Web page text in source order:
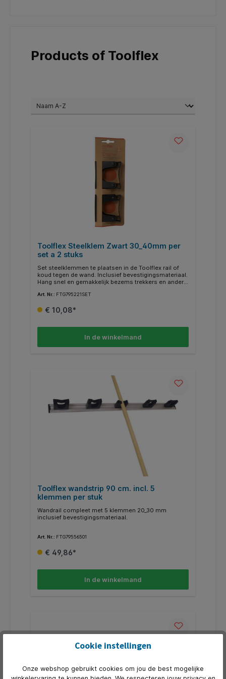
Products of Toolflex
Toolflex Steelklem Zwart 30_40mm per
set a 2 stuks
Set steelklemmen te plaatsen in de Toolflex rail of
koud tegen de wand. Inclusief bevestigingsmateriaal.
Hang snel en gemakkelijk bezems trekkers en andere
klemmen zijn van kunststof en kunnen daardoor
ook in verschillende andere afmetingen leverbaar.
Art. Nr.: FTG795221SET
€ 10,08*
In de winkelmand
Toolflex wandstrip 90 cm. incl. 5
klemmen per stuk
Wandrail compleet met 5 klemmen 20_30 mm
inclusief bevestigingsmateriaal.
Art. Nr.: FTG79556501
€ 49,86*
In de winkelmand
Cookie instellingen
Onze webshop gebruikt cookies om jou de best mogelijke